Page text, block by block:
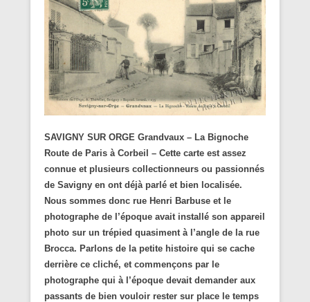
SAVIGNY SUR ORGE Grandvaux – La Bignoche
Route de Paris à Corbeil – Cette carte est assez
connue et plusieurs collectionneurs ou passionnés
de Savigny en ont déjà parlé et bien localisée.
Nous sommes donc rue Henri Barbuse et le
photographe de l’époque avait installé son appareil
photo sur un trépied quasiment à l’angle de la rue
Brocca. Parlons de la petite histoire qui se cache
derrière ce cliché, et commençons par le
photographe qui à l’époque devait demander aux
passants de bien vouloir rester sur place le temps